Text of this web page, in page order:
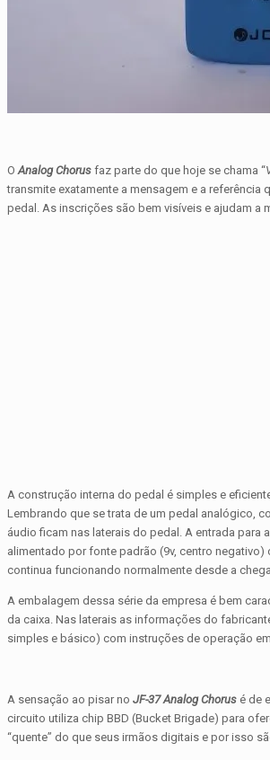
OAnalog Chorus faz parte do que hoje se chama “
transmite exatamente a mensagem e a
pedal. As inscrições são bem visíveis e ajudam a
A construção interna do pedal é simples e
Lembrando que se trata de um pedal analógico,
áudio ficam nas laterais do pedal. A entrada
alimentado por fonte padrão (9v, centro negativo)
continua funcionando normalmente desde a
A embalagem dessa série da empresa é bem
da caixa. Nas laterais as informações do
simples e básico) com instruções de operação
A sensação ao pisar no JF-37 Analog Chorus é de
circuito utiliza chip BBD (Bucket Brigade) para
“quente” do que seus irmãos digitais e por isso